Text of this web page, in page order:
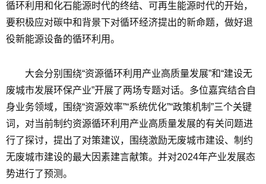
循环利用和化石能源时代的终结、可再生能源时代的开始，
要积极应对碳中和背景下对循环经济提出的新命题，做好退
役新能源设备的循环利用。
大会分别围绕“资源循环利用产业高质量发展”和“建设无
废城市发展环保产业”开展了两场专题对话。多位嘉宾结合自
身业务领域，围绕“资源效率”“系统优化”“政策机制”三个关键
词，对当前制约资源循环利用产业高质量发展的有关问题进
行了探讨，提出了对策建议，围绕激励无废城市建设、制约
无废城市建设的最大因素建言献策。并对2024年产业发展态
势进行了预测。